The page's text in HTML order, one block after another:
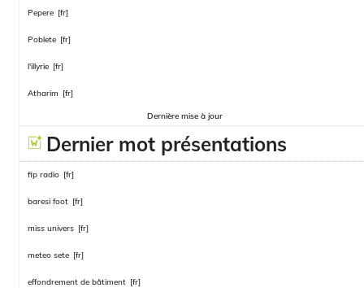
Pepere [fr]
Poblete [fr]
l'illyrie [fr]
Atharim [fr]
Dernière mise à jour
Dernier mot présentations
fip radio [fr]
baresi foot [fr]
miss univers [fr]
meteo sete [fr]
effondrement de bâtiment [fr]